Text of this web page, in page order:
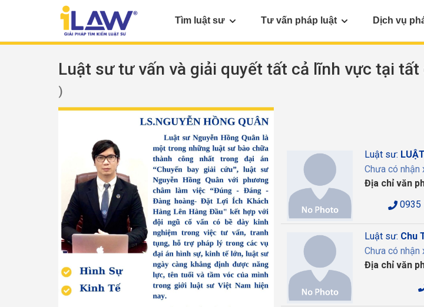
Tìm luật sư Tư vấn pháp luật Dịch vụ
Luật sư tư vấn và giải quyết tất cả lĩnh vực tại
)
Luật sư:
Chưa có nhận
Địa chỉ văn
0935
Luật sư: Chu
Chưa có nhận
Địa chỉ văn